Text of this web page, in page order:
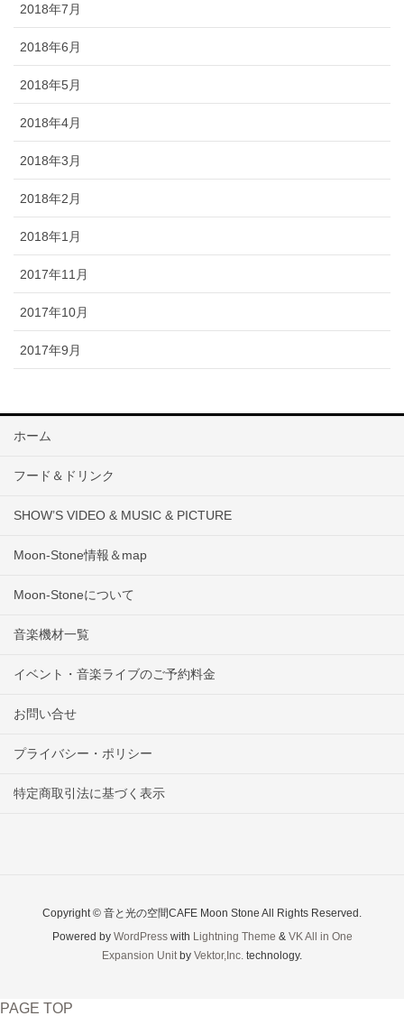
2018年7月
2018年6月
2018年5月
2018年4月
2018年3月
2018年2月
2018年1月
2017年11月
2017年10月
2017年9月
ホーム
フード＆ドリンク
SHOW’S VIDEO & MUSIC & PICTURE
Moon-Stone情報＆map
Moon-Stoneについて
音楽機材一覧
イベント・音楽ライブのご予約料金
お問い合せ
プライバシー・ポリシー
特定商取引法に基づく表示
Copyright © 音と光の空間CAFE Moon Stone All Rights Reserved.
Powered by WordPresswith Lightning Theme & VK All in One
Expansion Unitby Vektor,Inc. technology.
PAGE TOP